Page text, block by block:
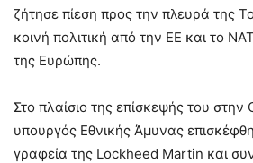
ζήτησε πίεση προς την πλευρά της
κοινή πολιτική από την ΕΕ και το
της Ευρώπης.
Στο πλαίσιο της επίσκεψής του στην
υπουργός Εθνικής Άμυνας
γραφεία της Lockheed Martin και